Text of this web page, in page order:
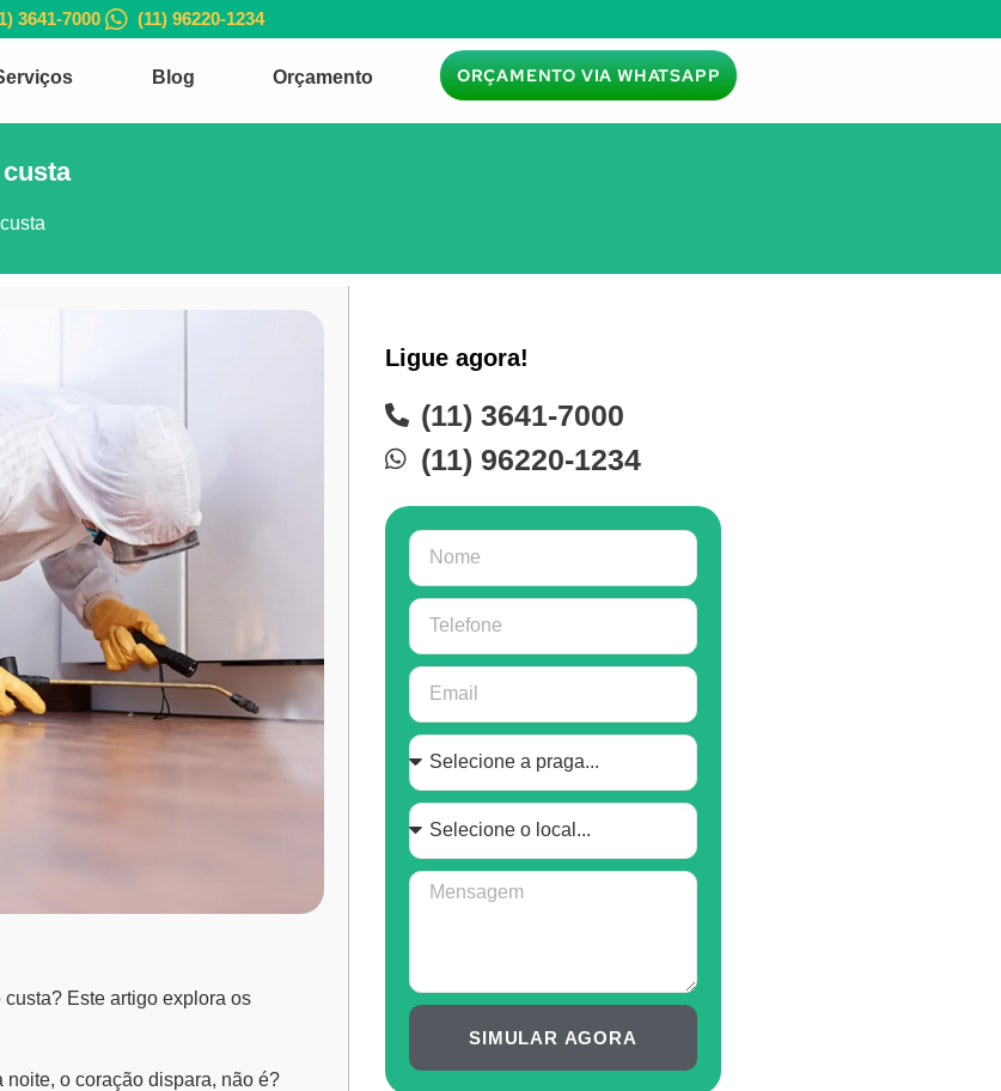
3641-7000 (11) 96220-1234
Blog Orçamento ORÇAMENTO VIA WHATSAPP
Este artigo explora os
o coração dispara, não é?
Ligue agora!
(11) 3641-7000
(11) 96220-1234
SIMULAR AGORA